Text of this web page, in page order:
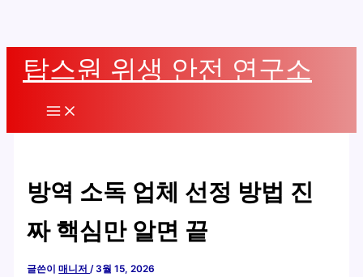
탑스원 위생 안전 연구소
Main
방역 소독 업체 선정 방법 진
짜 핵심만 알면 끝
글쓴이매니저/3월 15, 2026